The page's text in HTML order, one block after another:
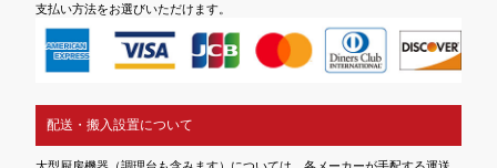
支払い方法をお選びいただけます。
配送・搬入設置について